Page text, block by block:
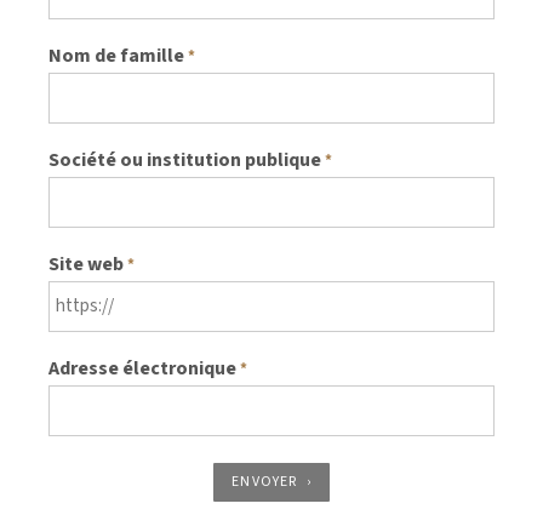
Nom de famille*
Société ou institution publique*
Site web*
Adresse électronique*
ENVOYER